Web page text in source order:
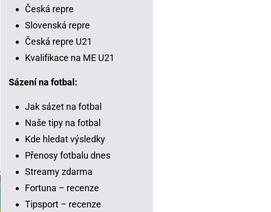
Česká repre
Slovenská repre
Česká repre U21
Kvalifikace na ME U21
Sázení na fotbal:
Jak sázet na fotbal
Naše tipy na fotbal
Kde hledat výsledky
Přenosy fotbalu dnes
Streamy zdarma
Fortuna – recenze
Tipsport – recenze